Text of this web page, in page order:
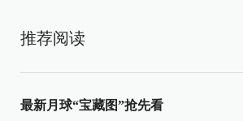
推荐阅读
最新月球“宝藏图”抢先看